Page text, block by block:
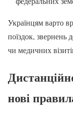
Українцям варто
поїздок, звернень
чи медичних
нові